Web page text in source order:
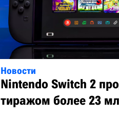
Новости
Nintendo Switch 2
тиражом более 23